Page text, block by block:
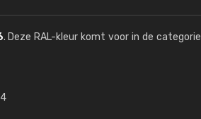
. Deze RAL-kleur komt voor in de categorie